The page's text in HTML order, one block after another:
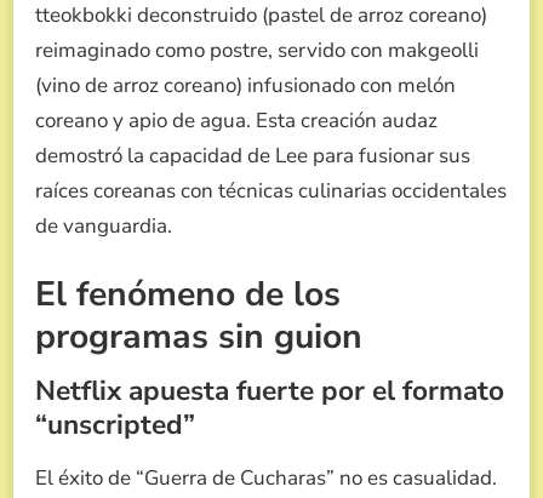
tteokbokki deconstruido (pastel de arroz coreano)
reimaginado como postre, servido con makgeolli
(vino de arroz coreano) infusionado con melón
coreano y apio de agua. Esta creación audaz
demostró la capacidad de Lee para fusionar sus
raíces coreanas con técnicas culinarias occidentales
de vanguardia.
El fenómeno de los
programas sin guion
Netflix apuesta fuerte por el formato
“unscripted”
El éxito de “Guerra de Cucharas” no es casualidad.